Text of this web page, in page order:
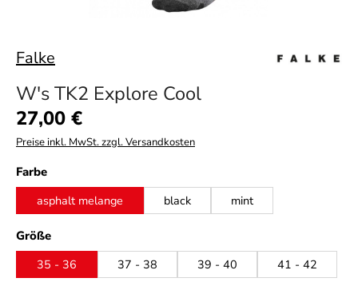
Falke
W's TK2 Explore Cool
Regulärer Preis:
27,00 €
Preise inkl. MwSt. zzgl. Versandkosten
Farbeauswählen
asphalt melange
black mint
Größeauswählen
35 - 36
37 - 38 39 - 40 41 - 42